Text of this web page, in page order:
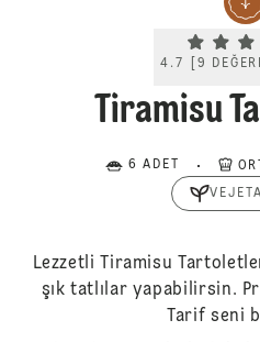
4.7 9
Tiramisu
6 ADET
Lezzetli Tiramisu
şık tatlılar yapabilirsin.
Tarif seni